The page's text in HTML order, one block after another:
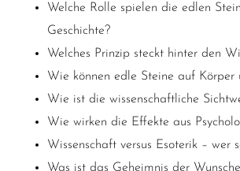
Welche Rolle spielen die edlen
Geschichte?
Welches Prinzip steckt hinter den
Wie können edle Steine auf Körper
Wie ist die wissenschaftliche
Wie wirken die Effekte aus
Wissenschaft versus Esoterik – wer
Was ist das Geheimnis der